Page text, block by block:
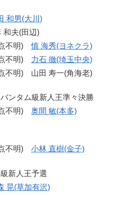
和男(大川)
夫(田辺)
点不明)慎 海秀(ヨネクラ)
不明) 力石 徹(埼玉中央)
不明) 山田 寿一(角海老)
ンタム級新人王準々決勝
不明) 奥間 敏(本多)
不明) 小林 直樹(金子)
新人王予選
晃(草加有沢)